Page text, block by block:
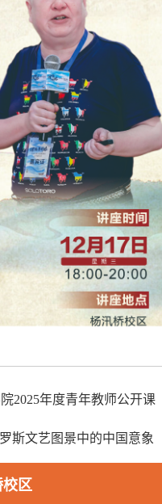
2025年度青年教师公开课
斯文艺图景中的中国意象
校区